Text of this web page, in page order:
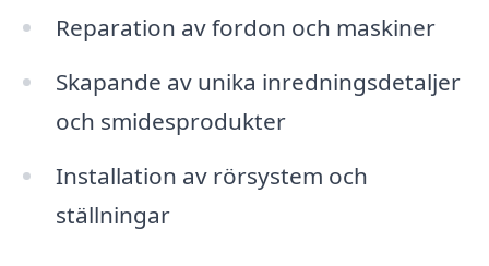
Reparation av fordon och maskiner
Skapande av unika inredningsdetaljer
och smidesprodukter
Installation av rörsystem och
ställningar